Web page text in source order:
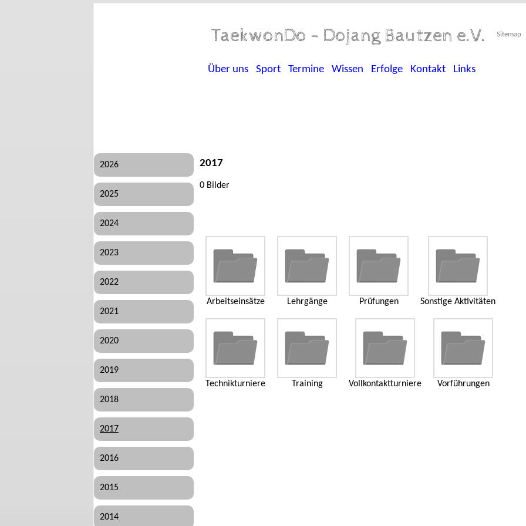
TaekwonDo - Dojang Bautzen e.V. Sitemap
Über uns Sport Termine Wissen Erfolge Kontakt Links
2026
2025
2024
2023
2022
2021
2020
2019
2018
2017
2016
2015
2014
2017
0 Bilder
Arbeitseinsätze Lehrgänge Prüfungen Sonstige Aktivitäten
Technikturniere Training Vollkontaktturniere Vorführungen